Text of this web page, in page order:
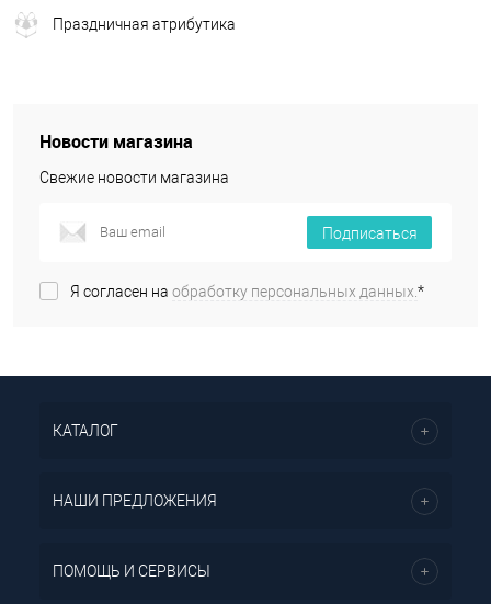
Праздничная атрибутика
Новости магазина
Свежие новости магазина
Подписаться
Я согласен на обработку персональных данных.*
КАТАЛОГ
НАШИ ПРЕДЛОЖЕНИЯ
ПОМОЩЬ И СЕРВИСЫ